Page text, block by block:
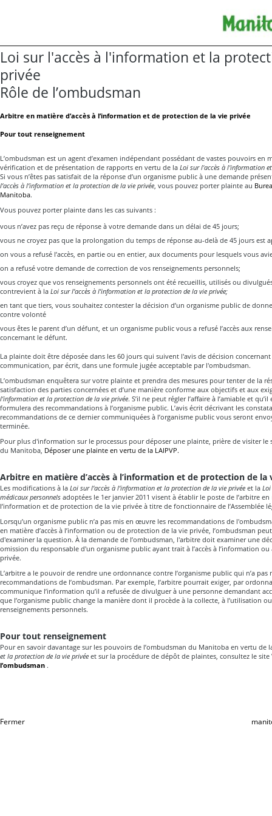
Loi sur l'accès à l'information et la
privée
Rôle de l’ombudsman
Arbitre en matière d’accès à l’information et de protection de la vie privée
Pour tout renseignement
L’ombudsman est un agent d’examen indépendant possédant de vastes pouvoirs en
vérification et de présentation de rapports en vertu de la Loi sur l'accès à l'information
Si vous n’êtes pas satisfait de la réponse d’un organisme public à une demande
l’accès à l’information et la protection de la vie privée, vous pouvez porter plainte au
Manitoba.
Vous pouvez porter plainte dans les cas suivants :
vous n’avez pas reçu de réponse à votre demande dans un délai de 45 jours;
vous ne croyez pas que la prolongation du temps de réponse au-delà de 45 jours est
on vous a refusé l’accès, en partie ou en entier, aux documents pour lesquels vous
on a refusé votre demande de correction de vos renseignements personnels;
vous croyez que vos renseignements personnels ont été recueillis, utilisés ou
contrevient à la Loi sur l’accès à l’information et la protection de la vie privée;
en tant que tiers, vous souhaitez contester la décision d’un organisme public de
contre volonté
vous êtes le parent d’un défunt, et un organisme public vous a refusé l’accès aux
concernant le défunt.
La plainte doit être déposée dans les 60 jours qui suivent l'avis de décision
communication, par écrit, dans une formule jugée acceptable par l'ombudsman.
L’ombudsman enquêtera sur votre plainte et prendra des mesures pour tenter de la
satisfaction des parties concernées et d’une manière conforme aux objectifs et aux
l’information et la protection de la vie privée. S’il ne peut régler l’affaire à l’amiable et
formulera des recommandations à l’organisme public. L’avis écrit décrivant les
recommandations de ce dernier communiquées à l’organisme public vous seront
terminée.
Pour plus d'information sur le processus pour déposer une plainte, prière de visiter le
du Manitoba, Déposer une plainte en vertu de la LAIPVP.
Arbitre en matière d’accès à l’information et de protection de la
Les modifications à la Loi sur l’accès à l’information et la protection de la vie privée et la
médicaux personnels adoptées le 1er janvier 2011 visent à établir le poste de l’arbitre en
l’information et de protection de la vie privée à titre de fonctionnaire de l’Assemblée
Lorsqu’un organisme public n’a pas mis en œuvre les recommandations de
en matière d’accès à l’information ou de protection de la vie privée, l’ombudsman
d'examiner la question. À la demande de l’ombudsman, l'arbitre doit examiner une
omission du responsable d'un organisme public ayant trait à l’accès à l’information
privée.
L’arbitre a le pouvoir de rendre une ordonnance contre l’organisme public qui n’a
recommandations de l’ombudsman. Par exemple, l’arbitre pourrait exiger, par
communique l’information qu’il a refusée de divulguer à une personne demandant
que l’organisme public change la manière dont il procède à la collecte, à l’utilisation
renseignements personnels.
Pour tout renseignement
Pour en savoir davantage sur les pouvoirs de l’ombudsman du Manitoba en vertu de
et la protection de la vie privée et sur la procédure de dépôt de plaintes, consultez le
l’ombudsman .
Fermer